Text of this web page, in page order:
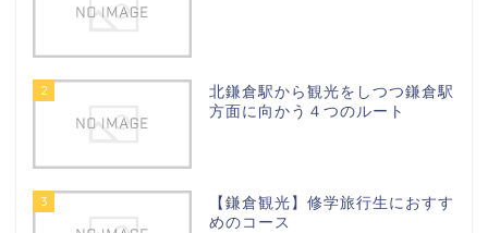
2
北鎌倉駅から観光をしつつ鎌倉駅
方面に向かう４つのルート
3
【鎌倉観光】修学旅行生におすす
めのコース